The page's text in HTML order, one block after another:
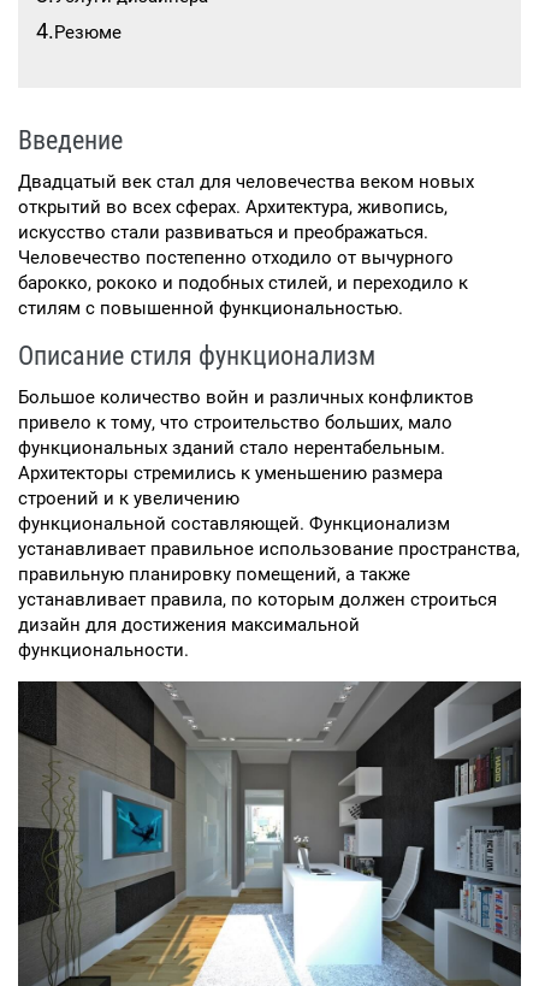
Резюме
Введение
Двадцатый век стал для человечества веком новых
открытий во всех сферах. Архитектура, живопись,
искусство стали развиваться и преображаться.
Человечество постепенно отходило от вычурного
барокко, рококо и подобных стилей, и переходило к
стилям с повышенной функциональностью.
Описание стиля функционализм
Большое количество войн и различных конфликтов
привело к тому, что строительство больших, мало
функциональных зданий стало нерентабельным.
Архитекторы стремились к уменьшению размера
строений и к увеличению
функциональной составляющей. Функционализм
устанавливает правильное использование пространства,
правильную планировку помещений, а также
устанавливает правила, по которым должен строиться
дизайн для достижения максимальной
функциональности.